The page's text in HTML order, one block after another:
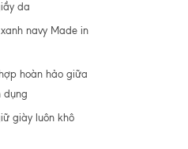
da
navy Made in
hoàn hảo giữa
dụng
giày luôn khô